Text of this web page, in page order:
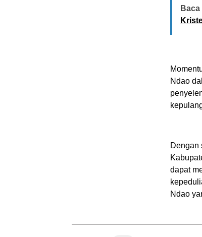
Ndao
Dengan
dapat
Ndao